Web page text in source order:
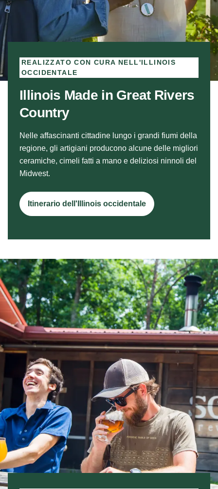
Illinois Made in Great Rivers
Country
REALIZZATO CON CURA NELL'ILLINOIS
OCCIDENTALE
Nelle affascinanti cittadine lungo i grandi fiumi della
regione, gli artigiani producono alcune delle migliori
ceramiche, cimeli fatti a mano e deliziosi ninnoli del
Midwest.
Itinerario dell'Illinois occidentale